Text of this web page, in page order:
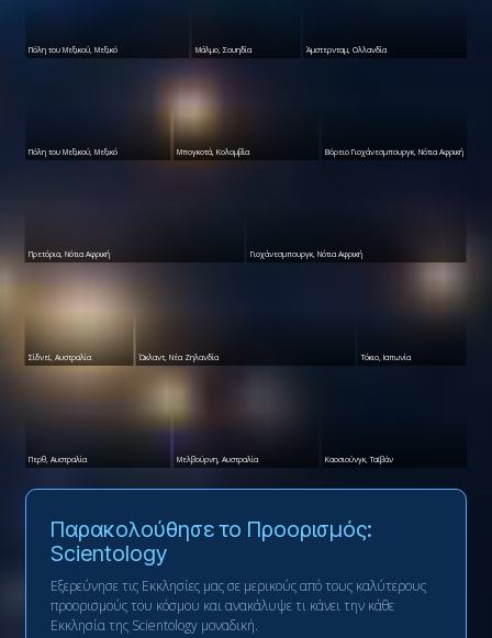
Πόλη του Μεξικού, Μεξικό Μάλµο, Σουηδία Άμστερνταμ, Ολλανδία
Πόλη του Μεξικού, Μεξικό Μπογκοτά, Κολομβία Βόρειο Γιοχάνεσμπουργκ, Νότια Αφρική
Πρετόρια, Νότια Αφρική Γιοχάνεσμπουργκ, Νότια Αφρική
Σίδνεϊ, Αυστραλία Ώκλαντ, Νέα Ζηλανδία Τόκιο, Ιαπωνία
Περθ, Αυστραλία Μελβούρνη, Αυστραλία Καοσιούνγκ, Ταϊβάν
Παρακολούθησε το Προορισμός:
Scientology
Εξερεύνησε τις Εκκλησίες μας σε μερικούς από τους καλύτερους
προορισμούς του κόσμου και ανακάλυψε τι κάνει την κάθε
Εκκλησία της Scientology μοναδική.